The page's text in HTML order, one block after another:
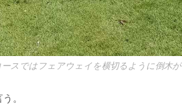
スではフェアウェイを横切るように倒木が
。